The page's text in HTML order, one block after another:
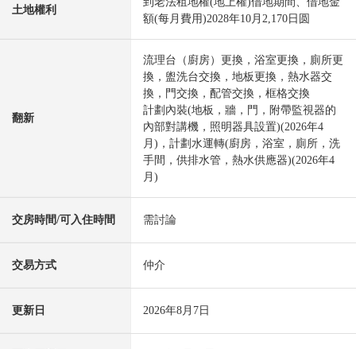
土地權利
額(每月費用)2028年10月2,170日圆
翻新
流理台（廚房）更換，浴室更換，廁所更
換，盥洗台交換，地板更換，熱水器交
換，門交換，配管交換，框格交換
計劃內裝(地板，牆，門，附帶監視器的
內部對講機，照明器具設置)(2026年4
月)，計劃水運轉(廚房，浴室，廁所，洗
手間，供排水管，熱水供應器)(2026年4
月)
交房時間/可入住時間 需討論
交易方式 仲介
更新日 2026年8月7日